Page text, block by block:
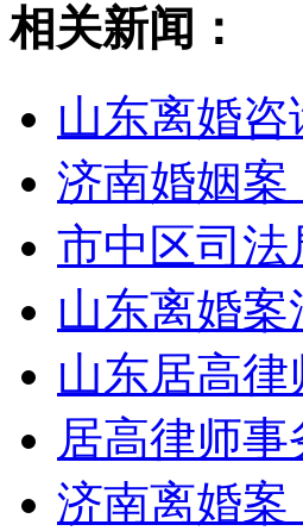
相关新闻：
山东离婚
济南婚姻
市中区司
山东离婚
山东居高
居高律师
济南离婚